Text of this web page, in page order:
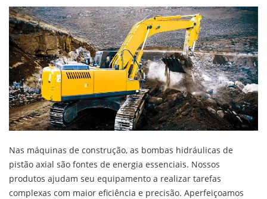
Nas máquinas de construção, as bombas hidráulicas de
pistão axial são fontes de energia essenciais. Nossos
produtos ajudam seu equipamento a realizar tarefas
complexas com maior eficiência e precisão. Aperfeiçoamos